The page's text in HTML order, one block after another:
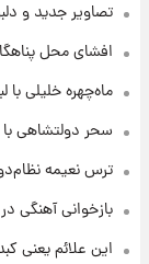
تصاویر جدید و
افشای محل
ماه‌چهره خلیلی با
سحر دولتشاهی
ترس نعیمه
بازخوانی
این علائم یعنی